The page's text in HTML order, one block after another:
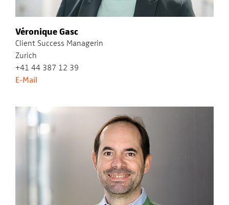
Véronique Gasc
Client Success Managerin
Zurich
+41 44 387 12 39
E-Mail